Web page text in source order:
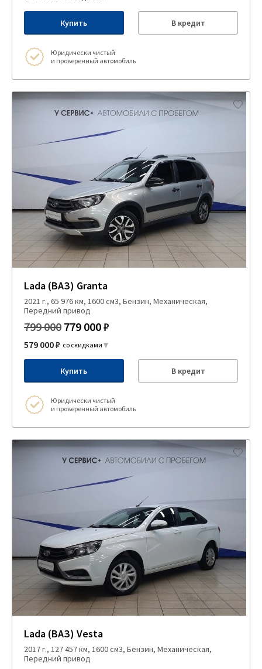
Купить В кредит
Юридически чистый
и проверенный автомобиль
Lada (ВАЗ) Granta
2021 г., 65 976 км, 1600 см3, Бензин, Механическая,
Передний привод
799 000 779 000 ₽
579 000 ₽ со скидками
Купить В кредит
Юридически чистый
и проверенный автомобиль
Lada (ВАЗ) Vesta
2017 г., 127 457 км, 1600 см3, Бензин, Механическая,
Передний привод